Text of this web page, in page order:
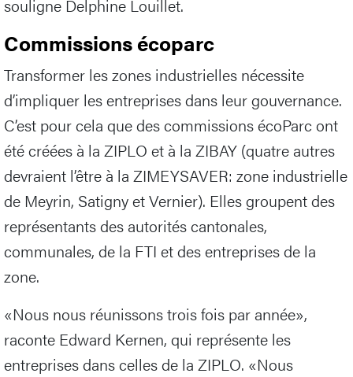
souligne Delphine Louillet.
Commissions écoparc
Transformer les zones industrielles nécessite
d’impliquer les entreprises dans leur gouvernance.
C’est pour cela que des commissions écoParc ont
été créées à la ZIPLO et à la ZIBAY (quatre autres
devraient l’être à la ZIMEYSAVER: zone industrielle
de Meyrin, Satigny et Vernier). Elles groupent des
représentants des autorités cantonales,
communales, de la FTI et des entreprises de la
zone.
«Nous nous réunissons trois fois par année»,
raconte Edward Kernen, qui représente les
entreprises dans celles de la ZIPLO. «Nous